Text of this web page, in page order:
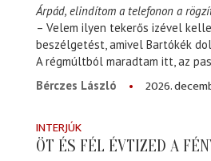
Árpád, elindítom a telefonon a
– Velem ilyen tekerős izével
beszélgetést, amivel Bartókék
A régmúltból maradtam itt, az
Bérczes László
2026.
INTERJÚK
ÖT ÉS FÉL ÉVTIZED A